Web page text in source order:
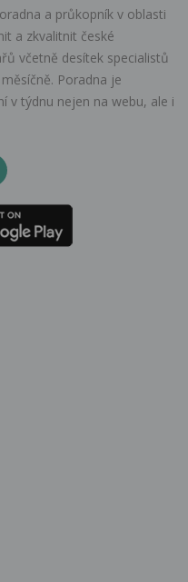
a průkopník v oblasti
a zkvalitnit české
včetně desítek specialistů
Poradna je
v týdnu nejen na webu, ale i